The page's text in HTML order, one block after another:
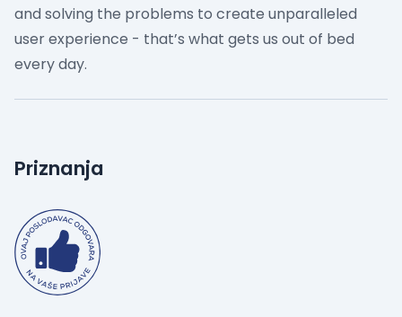
and solving the problems to create unparalleled
user experience - that’s what gets us out of bed
every day.
Priznanja